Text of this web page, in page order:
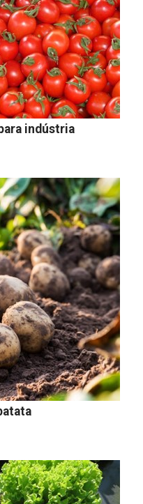
indústria